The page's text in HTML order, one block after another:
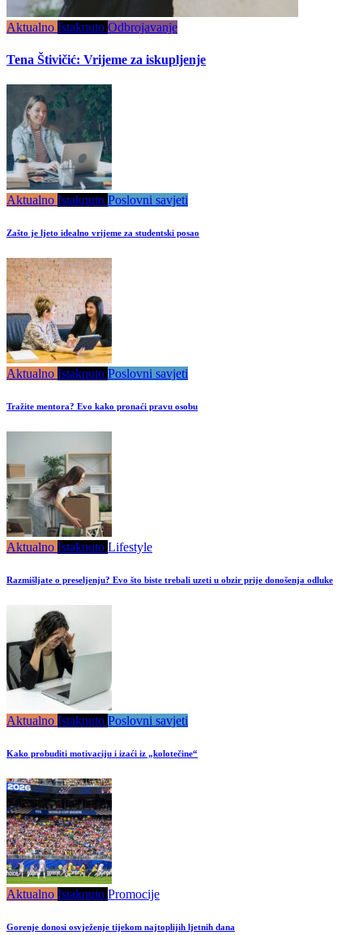
Aktualno Istaknuto Odbrojavanje
Tena Štivičić: Vrijeme za iskupljenje
Aktualno Istaknuto Poslovni savjeti
Zašto je ljeto idealno vrijeme za studentski posao
Aktualno Istaknuto Poslovni savjeti
Tražite mentora? Evo kako pronaći pravu osobu
Aktualno Istaknuto Lifestyle
Razmišljate o preseljenju? Evo što biste trebali uzeti u obzir prije donošenja odluke
Aktualno Istaknuto Poslovni savjeti
Kako probuditi motivaciju i izaći iz „kolotečine“
Aktualno Istaknuto Promocije
Gorenje donosi osvježenje tijekom najtoplijih ljetnih dana